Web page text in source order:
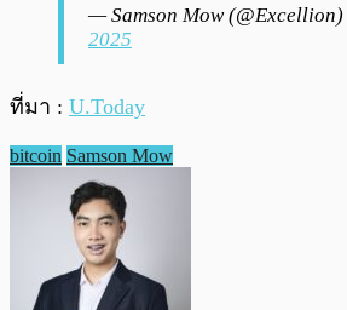
— Samson Mow (@Excellion)
2025
ที่มา : U.Today
bitcoin Samson Mow